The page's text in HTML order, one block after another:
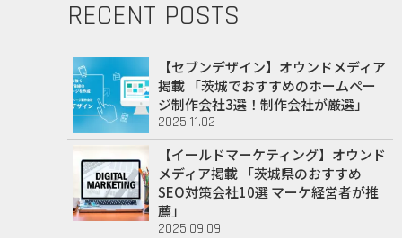
RECENT POSTS
【セブンデザイン】オウンドメディア
掲載 「茨城でおすすめのホームペー
ジ制作会社3選！制作会社が厳選」
2025.11.02
【イールドマーケティング】オウンド
メディア掲載 「茨城県のおすすめ
SEO対策会社10選 マーケ経営者が推
薦」
2025.09.09